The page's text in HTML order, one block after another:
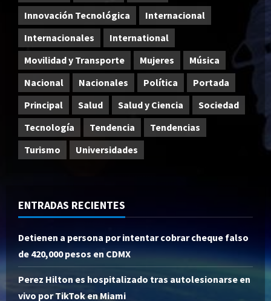
Innovación Tecnológica
Internacional
Internacionales
International
Movilidad y Transporte
Mujeres
Música
Nacional
Nacionales Política
Portada
Principal
Salud Salud y Ciencia
Sociedad
Tecnología
Tendencia
Tendencias
Turismo
Universidades
ENTRADAS RECIENTES
Detienen a persona por intentar cobrar cheque falso
de 420,000 pesos en CDMX
Perez Hilton es hospitalizado tras autolesionarse en
vivo por TikTok en Miami